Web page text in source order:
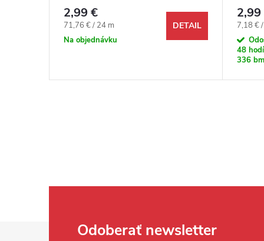
mm
2,99 €
Jednotková cena:
71,76 € / 24 m
Na objednávku
DETAIL
mm
2,99
7,18 €
48
336 bm
Odoberať newsletter